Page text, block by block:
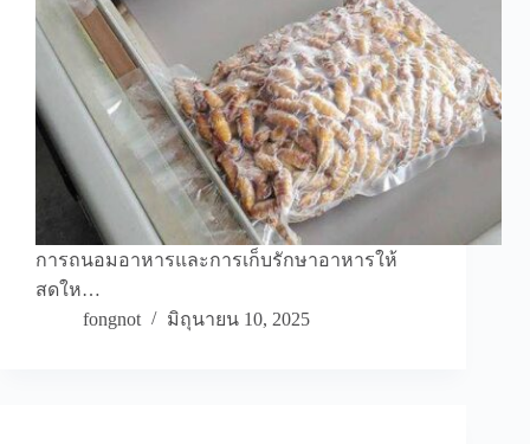
การถนอมอาหารและการเก็บรักษาอาหารให้
สดให…
fongnot
มิถุนายน 10, 2025